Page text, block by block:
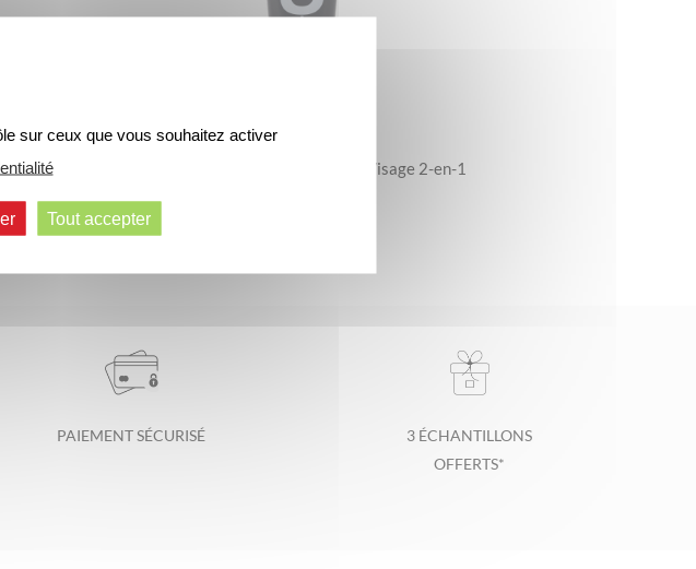
Rasage
J de Jacomo – Le Gel Nettoyant Visage 2-en-1
PAIEMENT SÉCURISÉ
3 ÉCHANTILLONS
OFFERTS*
sur ceux que vous souhaitez activer
Tout accepter